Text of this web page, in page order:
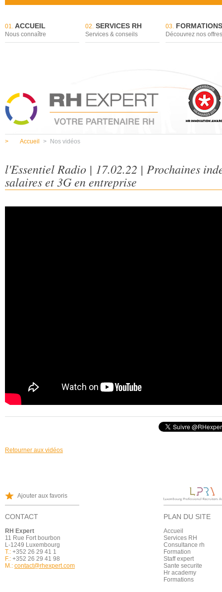
01. ACCUEIL
Nous connaître
02. SERVICES RH
Services & conseils
03. FORMATIONS
Découvrez nos offres
> Accueil > Nos vidéos
l'Essentiel Radio | 17.02.22 | Prochaines
salaires et 3G en entreprise
Retourner aux vidéos
Ajouter aux favoris
CONTACT
RH Expert
11 Rue Fort bourbon
L-1249 Luxembourg
T.: +352 26 29 41 1
F.: +352 26 29 41 98
M.: contact@rhexpert.com
PLAN DU SITE
Accueil
Services RH
Consultance rh
Formation
Staff expert
Sante securite
Hr academy
Formations